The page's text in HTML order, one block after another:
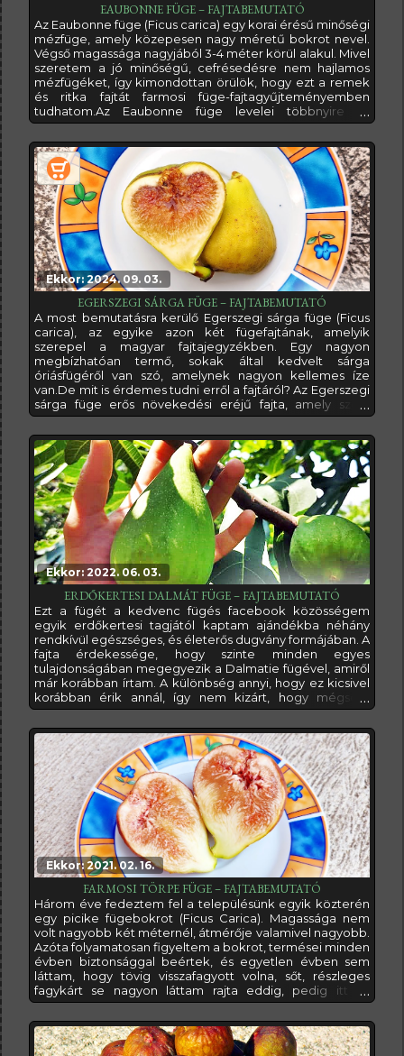
EAUBONNE FÜGE – FAJTABEMUTATÓ
Az Eaubonne füge (Ficus carica) egy korai érésű minőségi
mézfüge, amely közepesen nagy méretű bokrot nevel.
Végső magassága nagyjából 3-4 méter körül alakul. Mivel
szeretem a jó minőségű, cefrésedésre nem hajlamos
mézfügéket, így kimondottan örülök, hogy ezt a remek
és ritka fajtát farmosi füge-fajtagyűjteményemben
tudhatom.Az Eaubonne füge levelei többnyire öt
karéjosak, termései pedig nagyon elegáns, körte alakú
fügék, melyeknek vékony, enyhén barázdált bőre
többnyire barnás-lila, vagy időnként zöld-sárga barna
árnyalatokkal. Pépje borostyánszíntől
Ekkor: 2024. 09. 03.
EGERSZEGI SÁRGA FÜGE – FAJTABEMUTATÓ
A most bemutatásra kerülő Egerszegi sárga füge (Ficus
carica), az egyike azon két fügefajtának, amelyik
szerepel a magyar fajtajegyzékben. Egy nagyon
megbízhatóan termő, sokak által kedvelt sárga
óriásfügéről van szó, amelynek nagyon kellemes íze
van.De mit is érdemes tudni erről a fajtáról? Az Egerszegi
sárga füge erős növekedési eréjű fajta, amely szép,
elterülő lombkoronát nevel. Fügéit két terméshullámban
is beérleli fügedarázs jelenléte nélkül, tehát adriai
(partenokarp) típus. Sárga bőrű fügéi nagyok, akár a 100
grammot is meghaladó tömegűek,
Ekkor: 2022. 06. 03.
ERDŐKERTESI DALMÁT FÜGE – FAJTABEMUTATÓ
Ezt a fügét a kedvenc fügés facebook közösségem
egyik erdőkertesi tagjától kaptam ajándékba néhány
rendkívül egészséges, és életerős dugvány formájában. A
fajta érdekessége, hogy szinte minden egyes
tulajdonságában megegyezik a Dalmatie fügével, amiről
már korábban írtam. A különbség annyi, hogy ez kicsivel
korábban érik annál, így nem kizárt, hogy mégsem
ugyanaz a füge, vagy annak egy változata.Mivel nekem
van Dalmát fügém is, így amint eme fajta is termőre
fordul, össze fogom tudni hasonlítani őket, hogy valóban
különbözőek-e, és mindenképpen
Ekkor: 2021. 02. 16.
FARMOSI TÖRPE FÜGE – FAJTABEMUTATÓ
Három éve fedeztem fel a településünk egyik közterén
egy picike fügebokrot (Ficus Carica). Magassága nem
volt nagyobb két méternél, átmérője valamivel nagyobb.
Azóta folyamatosan figyeltem a bokrot, termései minden
évben biztonsággal beértek, és egyetlen évben sem
láttam, hogy tövig visszafagyott volna, sőt, részleges
fagykárt se nagyon láttam rajta eddig, pedig itt az
alföldön azért szoktak elég hidegek lenni.Mint tudjuk, a
füge egyetlen év alatt is képes annyit nőni, amekkora ez
a bokor, de ez a háromév alatt, mióta figyelem nem nőtt
többet húsz-harminc